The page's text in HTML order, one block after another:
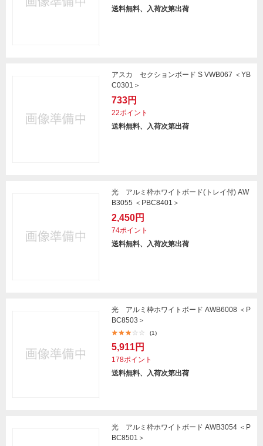
送料無料、入荷次第出荷
アスカ セクションボード S VWB067 ＜YB
C0301＞
733円
22ポイント
送料無料、入荷次第出荷
光 アルミ枠ホワイトボード(トレイ付) AW
B3055 ＜PBC8401＞
2,450円
74ポイント
送料無料、入荷次第出荷
光 アルミ枠ホワイトボード AWB6008 ＜P
BC8503＞
(1)
5,911円
178ポイント
送料無料、入荷次第出荷
光 アルミ枠ホワイトボード AWB3054 ＜P
BC8501＞